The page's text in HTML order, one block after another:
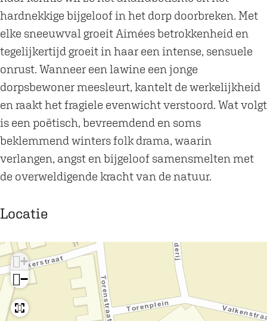
o
u
t
i
e
b
i
j
T
h
e
r
d
g
l
o
u
t
i
e
b
i
j
T
t
e
hardnekkige bijgeloof in het dorp doorbreken. Met
elke sneeuwval groeit Aimées betrokkenheid en
tegelijkertijd groeit in haar een intense, sensuele
onrust. Wanneer een lawine een jonge
dorpsbewoner meesleurt, kantelt de werkelijkheid
en raakt het fragiele evenwicht verstoord. Wat volgt
is een poëtisch, bevreemdend en soms
beklemmend winters folk drama, waarin
verlangen, angst en bijgeloof samensmelten met
de overweldigende kracht van de natuur.
Locatie
+
−